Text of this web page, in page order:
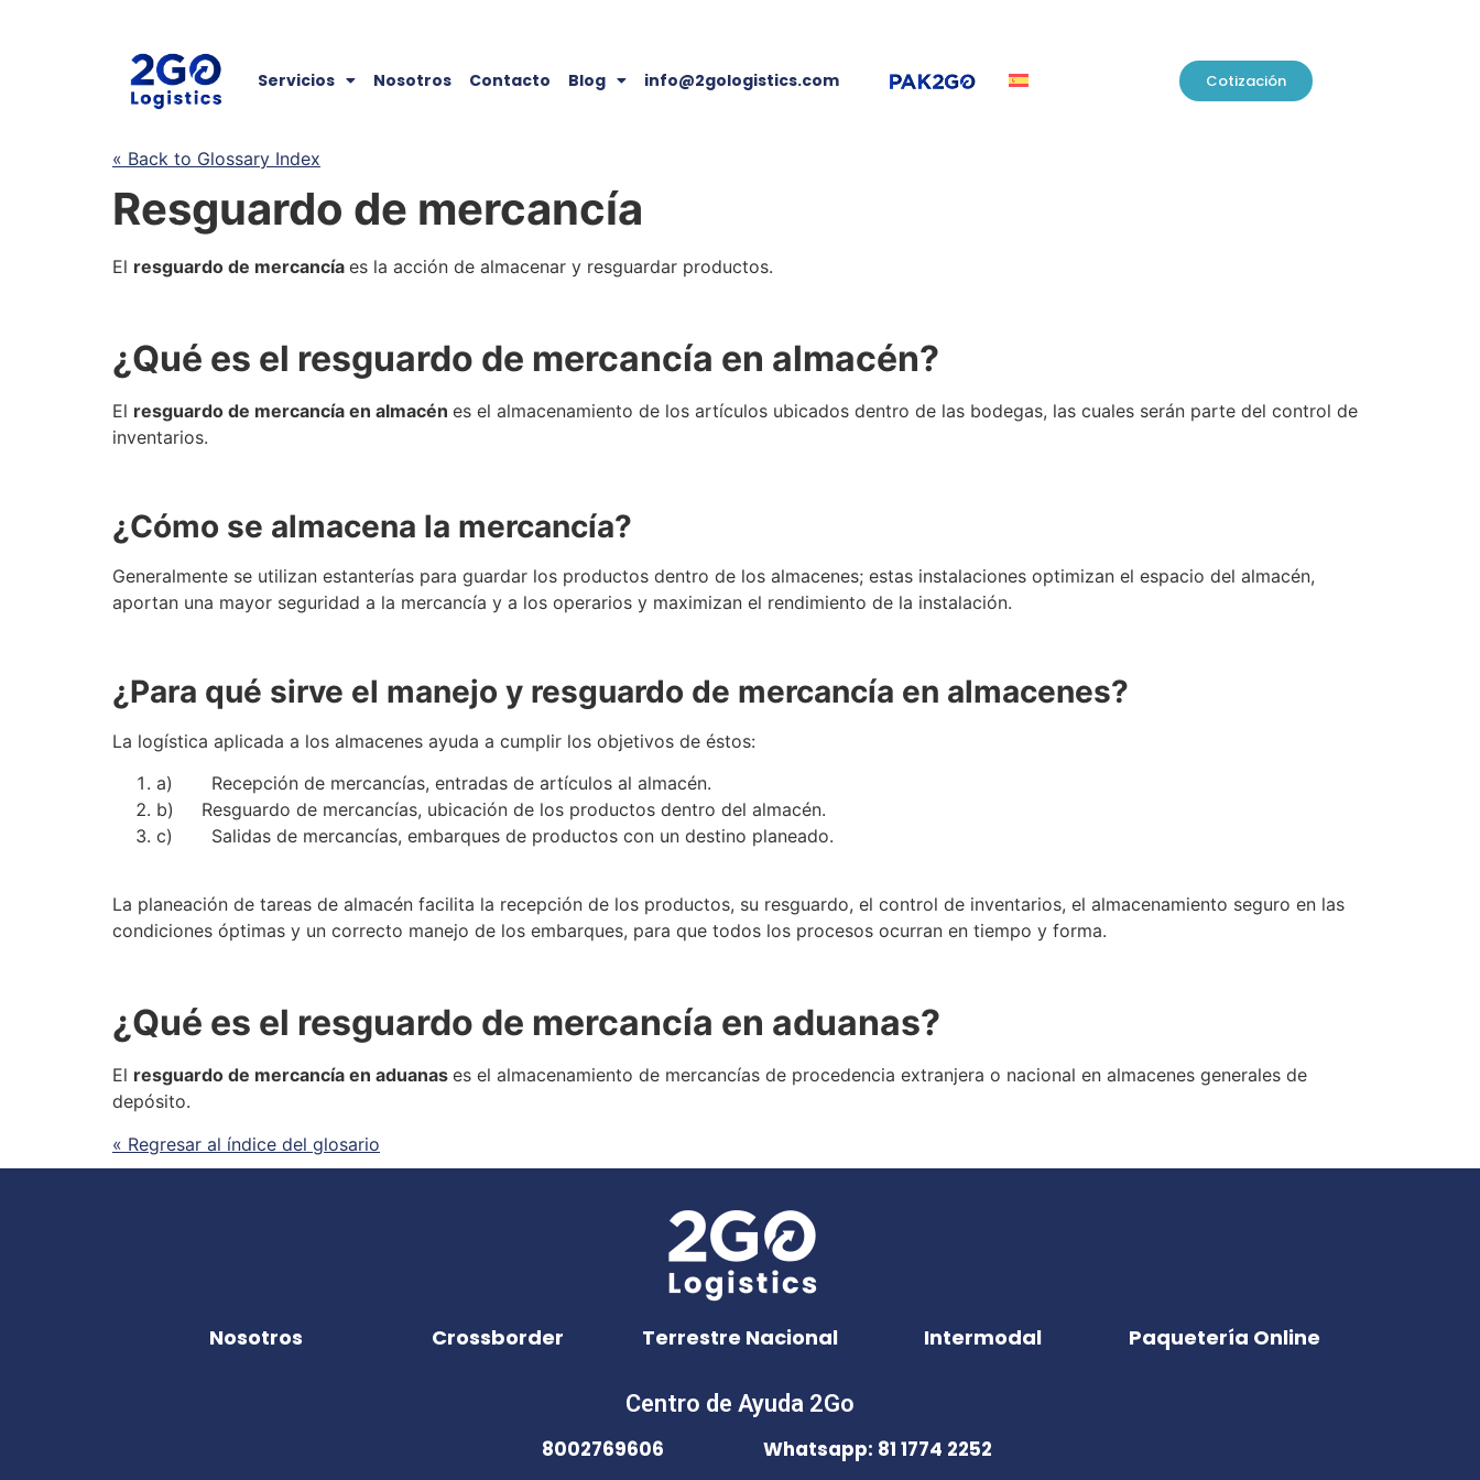
Servicios Nosotros Contacto Blog info@2gologistics.com Cotización
« Back to Glossary Index
Resguardo de mercancía
El resguardo de mercancía es la acción de almacenar y resguardar productos.
¿Qué es el resguardo de mercancía en almacén?
El resguardo de mercancía en almacén es el almacenamiento de los artículos ubicados dentro de las bodegas, las cuales serán parte del control de
inventarios.
¿Cómo se almacena la mercancía?
Generalmente se utilizan estanterías para guardar los productos dentro de los almacenes; estas instalaciones optimizan el espacio del almacén,
aportan una mayor seguridad a la mercancía y a los operarios y maximizan el rendimiento de la instalación.
¿Para qué sirve el manejo y resguardo de mercancía en almacenes?
La logística aplicada a los almacenes ayuda a cumplir los objetivos de éstos:
a)
Recepción de mercancías, entradas de artículos al almacén.
b)
Resguardo de mercancías, ubicación de los productos dentro del almacén.
c)
Salidas de mercancías, embarques de productos con un destino planeado.
La planeación de tareas de almacén facilita la recepción de los productos, su resguardo, el control de inventarios, el almacenamiento seguro en las
condiciones óptimas y un correcto manejo de los embarques, para que todos los procesos ocurran en tiempo y forma.
¿Qué es el resguardo de mercancía en aduanas?
El resguardo de mercancía en aduanas es el almacenamiento de mercancías de procedencia extranjera o nacional en almacenes generales de
depósito.
« Regresar al índice del glosario
Nosotros Crossborder Terrestre Nacional Intermodal Paquetería Online
Centro de Ayuda 2Go
8002769606 Whatsapp: 81 1774 2252